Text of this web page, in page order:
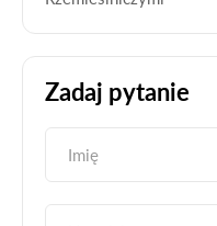
Zadaj pytanie